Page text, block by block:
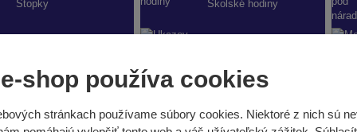
shop používa cookies
stránkach používame súbory cookies. Niektoré z nich sú
Stopky Školské hodiny
Initi playground - herná